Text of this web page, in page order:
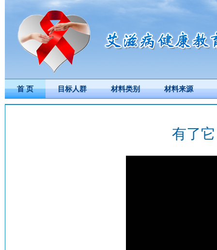
首 页 目标人群 材料类别 材料来源
有了